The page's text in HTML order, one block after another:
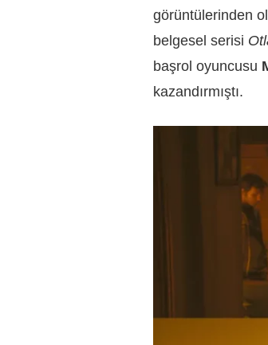
görüntülerinden
belgesel serisi
başrol oyuncusu
kazandırmıştı.